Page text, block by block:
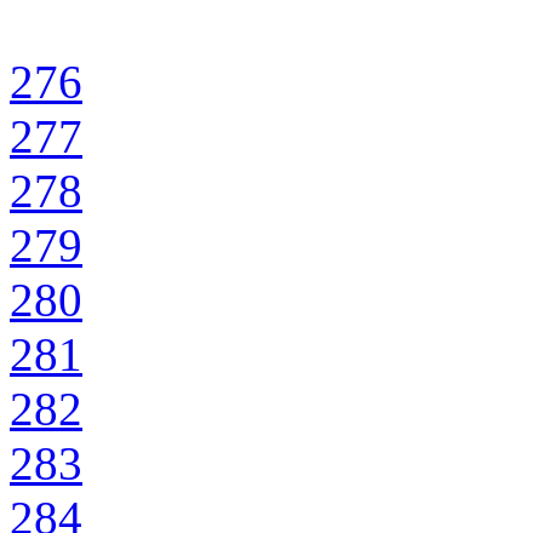
276
277
278
279
280
281
282
283
284